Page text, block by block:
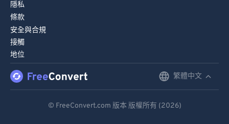
隱私
條款
安全與合規
接觸
地位
繁體中文
© FreeConvert.com 版本 版權所有 (2026)